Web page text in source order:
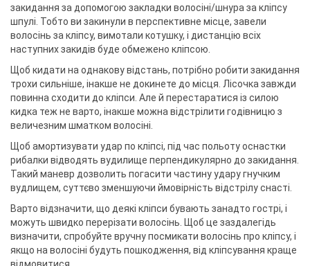
закидання за допомогою закладки волосіні/шнура за кліпсу
шпулі. Тобто ви закинули в перспективне місце, завели
волосінь за кліпсу, вимотали котушку, і дистанцію всіх
наступних закидів буде обмежено кліпсою.
Щоб кидати на однакову відстань, потрібно робити закидання
трохи сильніше, інакше не докинете до місця. Лісочка завжди
повинна сходити до кліпси. Але й перестаратися із силою
кидка теж не варто, інакше можна відстрілити годівницю з
величезним шматком волосіні.
Щоб амортизувати удар по кліпсі, під час польоту оснастки
рибалки відводять вудилище перпендикулярно до закидання.
Такий маневр дозволить погасити частину удару гнучким
вудлищем, суттєво зменшуючи ймовірність відстрілу снасті.
Варто відзначити, що деякі кліпси бувають занадто гострі, і
можуть швидко перерізати волосінь. Щоб це заздалегідь
визначити, спробуйте вручну посмикати волосінь про кліпсу, і
якщо на волосіні будуть пошкодження, від кліпсування краще